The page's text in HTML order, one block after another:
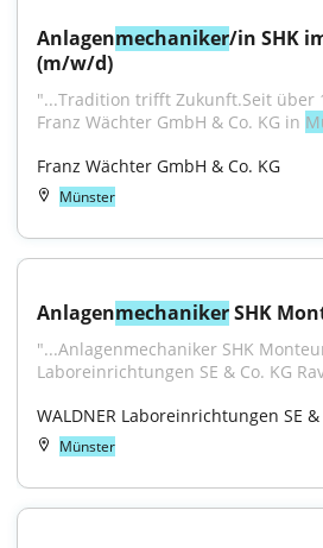
Anlagenmechaniker/in SHK
(m/w/d)
"...Tradition trifft Zukunft.Seit über
Franz Wächter GmbH & Co. KG in
Franz Wächter GmbH & Co. KG
Münster
Anlagenmechaniker SHK
"...Anlagenmechaniker SHK
Laboreinrichtungen SE & Co. KG
WALDNER Laboreinrichtungen SE &
Münster